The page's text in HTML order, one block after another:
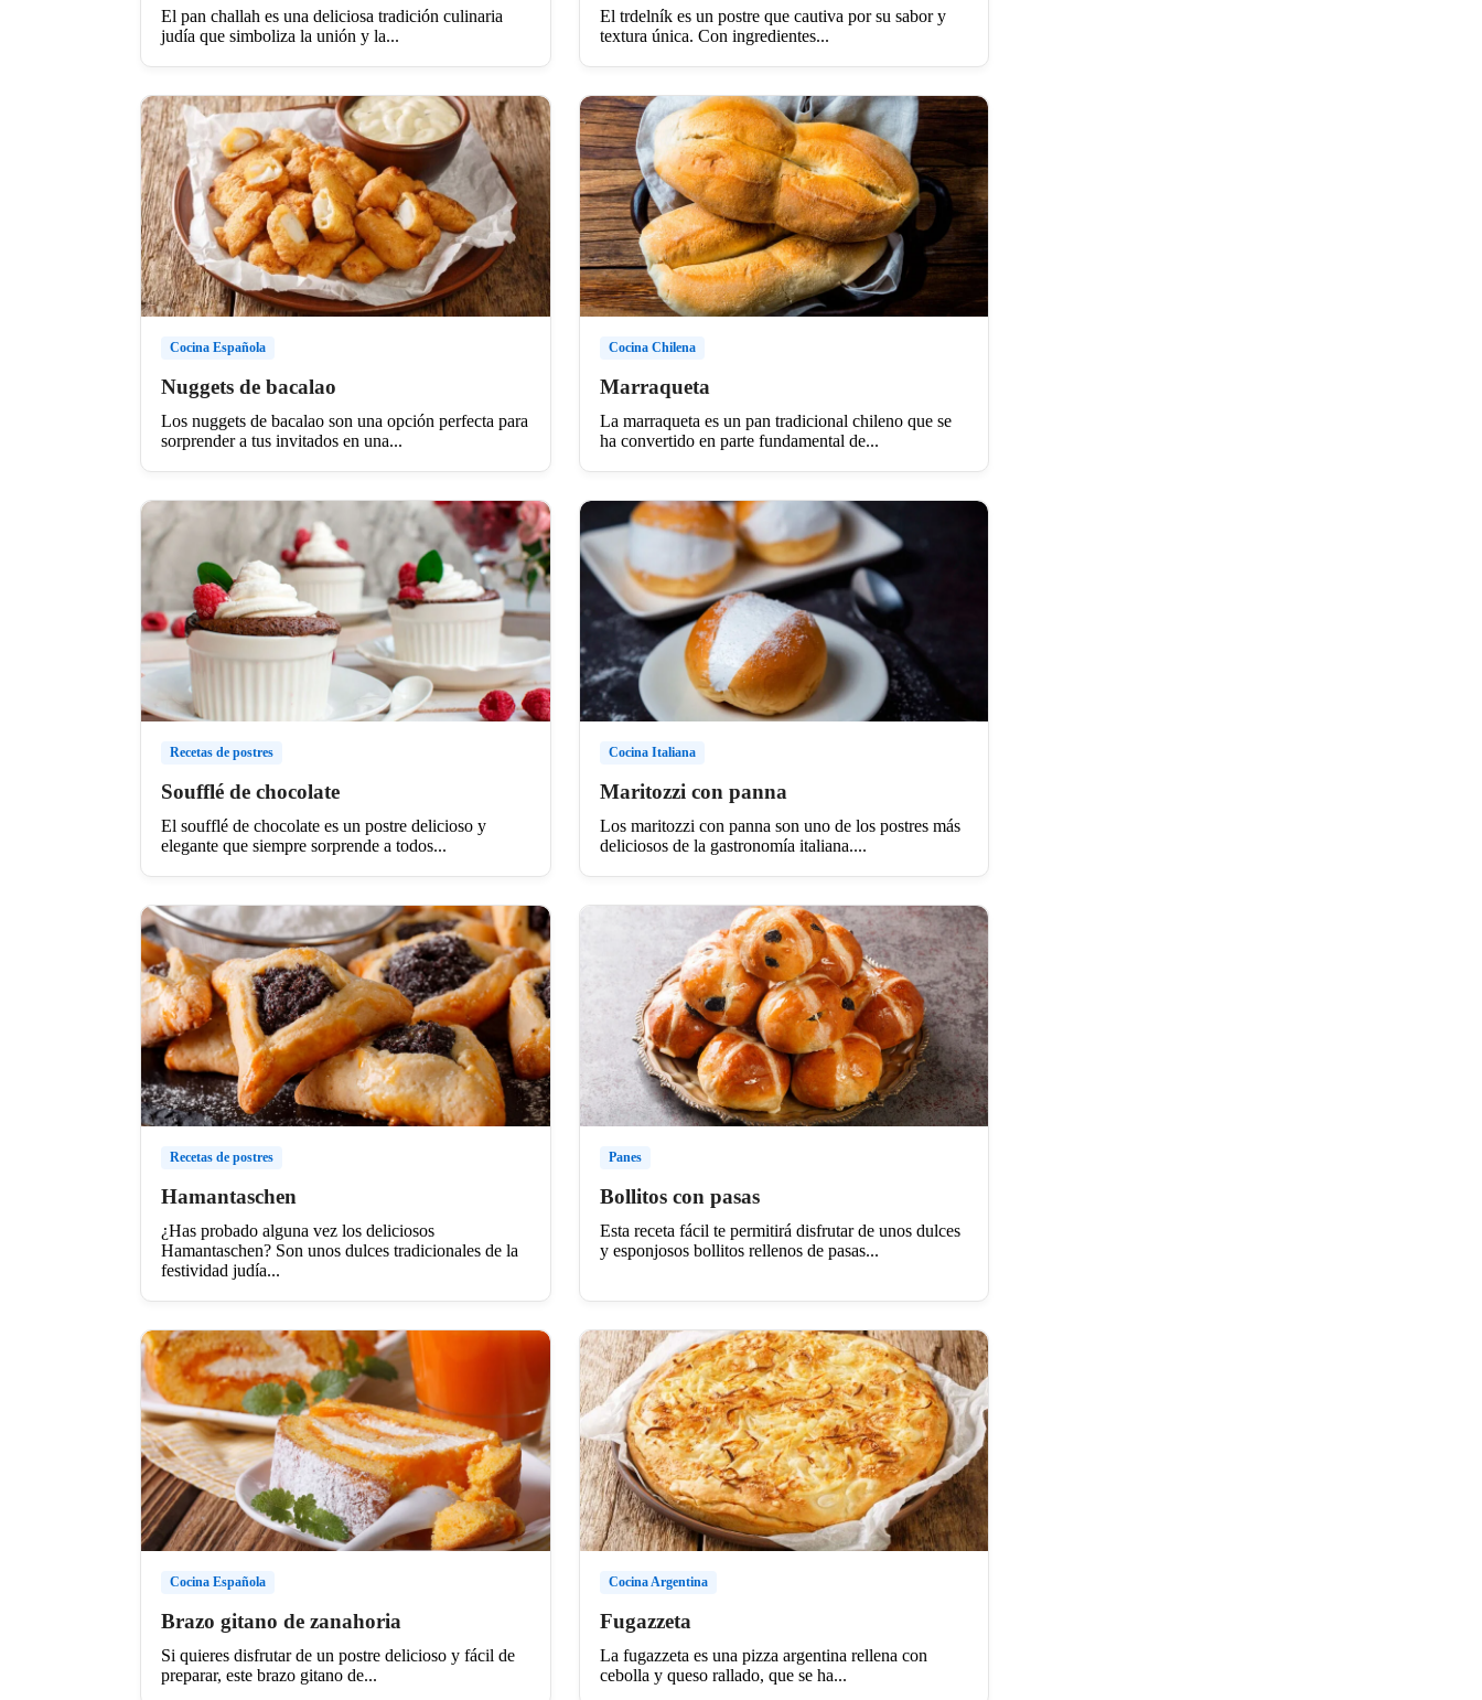
El pan challah es una deliciosa tradición culinaria
judía que simboliza la unión y la...
El trdelník es un postre que cautiva por su sabor y
textura única. Con ingredientes...
Cocina Española
Nuggets de bacalao
Los nuggets de bacalao son una opción perfecta para
sorprender a tus invitados en una...
Cocina Chilena
Marraqueta
La marraqueta es un pan tradicional chileno que se
ha convertido en parte fundamental de...
Recetas de postres
Soufflé de chocolate
El soufflé de chocolate es un postre delicioso y
elegante que siempre sorprende a todos...
Cocina Italiana
Maritozzi con panna
Los maritozzi con panna son uno de los postres más
deliciosos de la gastronomía italiana....
Recetas de postres
Hamantaschen
¿Has probado alguna vez los deliciosos
Hamantaschen? Son unos dulces tradicionales de la
festividad judía...
Panes
Bollitos con pasas
Esta receta fácil te permitirá disfrutar de unos dulces
y esponjosos bollitos rellenos de pasas...
Cocina Española
Brazo gitano de zanahoria
Si quieres disfrutar de un postre delicioso y fácil de
preparar, este brazo gitano de...
Cocina Argentina
Fugazzeta
La fugazzeta es una pizza argentina rellena con
cebolla y queso rallado, que se ha...